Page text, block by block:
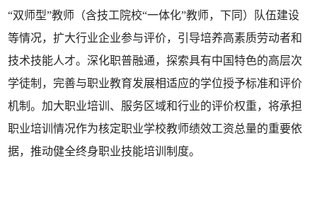
“双师型”教师（含技工院校“一体化”教师，下同）队伍建设
等情况，扩大行业企业参与评价，引导培养高素质劳动者和
技术技能人才。深化职普融通，探索具有中国特色的高层次
学徒制，完善与职业教育发展相适应的学位授予标准和评价
机制。加大职业培训、服务区域和行业的评价权重，将承担
职业培训情况作为核定职业学校教师绩效工资总量的重要依
据，推动健全终身职业技能培训制度。